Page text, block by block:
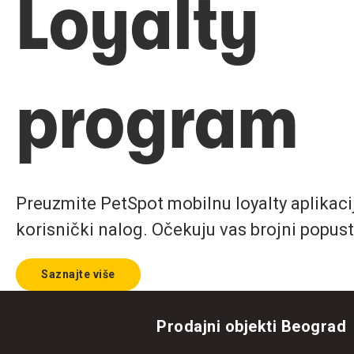
Loyalty
program
Preuzmite PetSpot mobilnu loyalty
korisnički nalog. Očekuju vas brojni
Saznajte više
Prodajni objekti Beograd